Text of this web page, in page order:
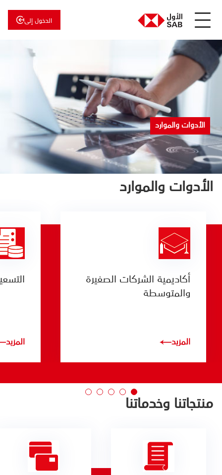
الدخول إلى
عن
الأول
للاستثمار
الأدوات والموارد
الأدوات والموارد
أكاديمية الشركات الصغيرة
والمتوسطة
المزيد المزيد
منتجاتنا وخدماتنا